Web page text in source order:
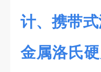
计、携带
金属洛氏